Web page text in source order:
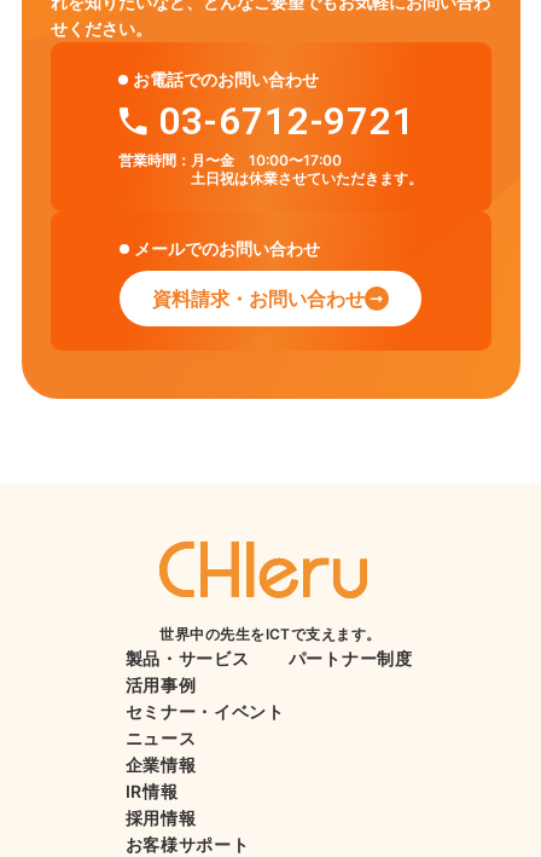
せください。
お電話でのお問い合わせ
03-6712-9721
営業時間： 月〜金 10:00〜17:00
土日祝は休業させていただきます。
メールでのお問い合わせ
資料請求・お問い合わせ
世界中の先生をICTで支えます。
製品・サービス
活用事例
セミナー・イベント
ニュース
企業情報
IR情報
採用情報
お客様サポート
パートナー制度